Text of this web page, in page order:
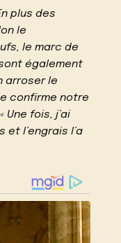
plus des
le
le marc de
également
arroser le
confirme notre
Une fois, j’ai
et l’engrais l’a